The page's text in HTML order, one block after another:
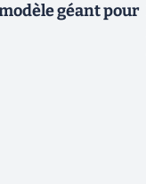
géant pour